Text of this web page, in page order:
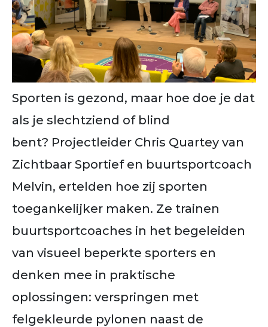
Sporten is gezond, maar hoe doe je dat
als je slechtziend of blind
bent? Projectleider Chris Quartey van
Zichtbaar Sportief en buurtsportcoach
Melvin, ertelden hoe zij sporten
toegankelijker maken. Ze trainen
buurtsportcoaches in het begeleiden
van visueel beperkte sporters en
denken mee in praktische
oplossingen: verspringen met
felgekleurde pylonen naast de